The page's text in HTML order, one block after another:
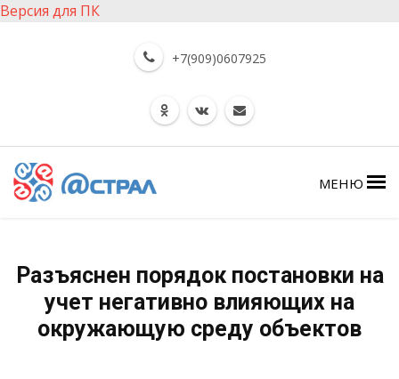
Версия для ПК
+7(909)0607925
МЕНЮ
Разъяснен порядок постановки на
учет негативно влияющих на
окружающую среду объектов